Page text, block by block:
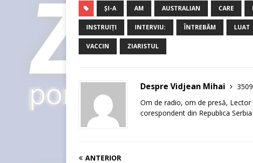
ȘI-A AM AUSTRALIAN CARE
INSTRUIȚI INTERVIU: ÎNTREBĂM LUAT
VACCIN ZIARISTUL
Despre Vidjean Mihai
Om de radio, om de presă, Lector
corespondent din Republica
ANTERIOR